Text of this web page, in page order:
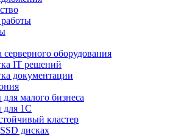
оборудования
IT решений
документации
малого бизнеса
для 1С
кластер
дисках